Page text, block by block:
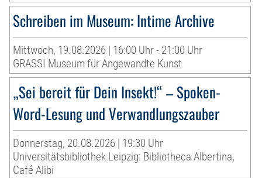
Schreiben im Museum: Intime Archive
Mittwoch, 19.08.2026 | 16:00 Uhr - 21:00 Uhr
GRASSI Museum für Angewandte Kunst
„Sei bereit für Dein Insekt!“ – Spoken-
Word-Lesung und Verwandlungszauber
Donnerstag, 20.08.2026 | 19:30 Uhr
Universitätsbibliothek Leipzig: Bibliotheca Albertina,
Café Alibi